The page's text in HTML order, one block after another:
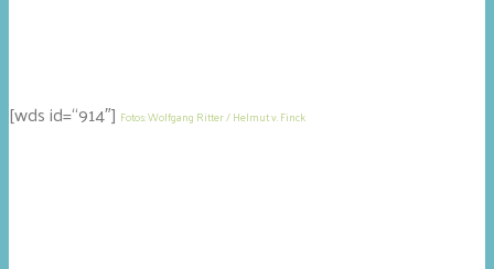
[wds id=“914″] Fotos: Wolfgang Ritter / Helmut v. Finck